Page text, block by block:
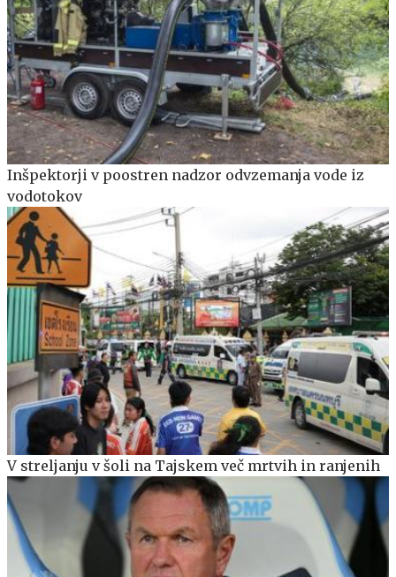
Inšpektorji v poostren nadzor odvzemanja vode iz
vodotokov
V streljanju v šoli na Tajskem več mrtvih in ranjenih